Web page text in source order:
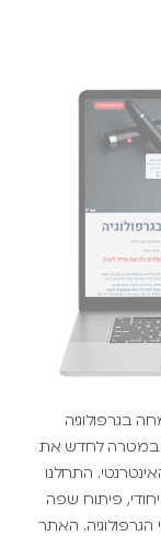
בגרפולוגיה
במטרה לחדש את
התחלנו
פיתוח שפה
הגרפולוגיה. האתר